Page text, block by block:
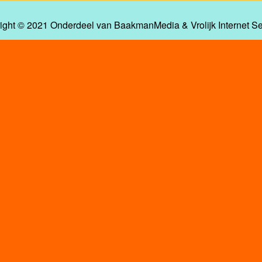
© 2021 Onderdeel van BaakmanMedia& Vrolijk Internet